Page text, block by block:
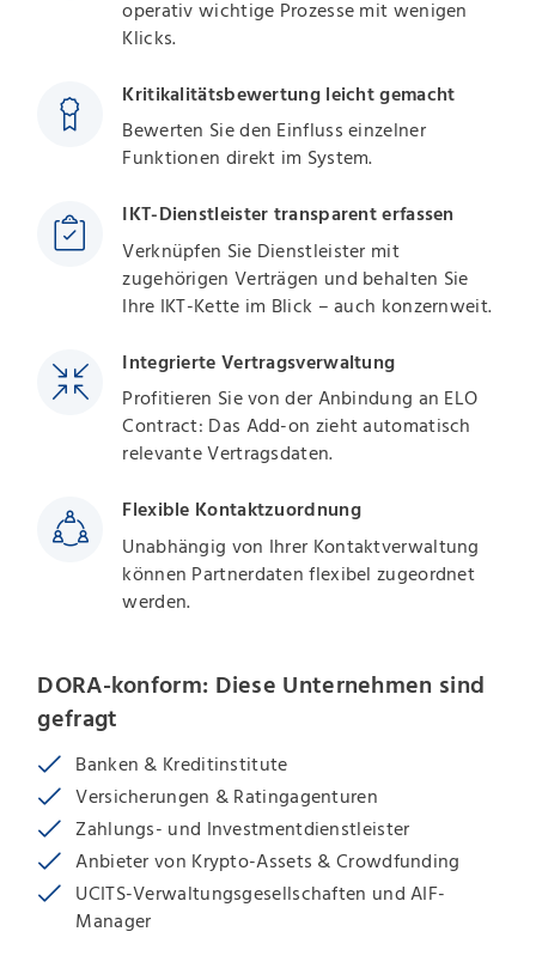
operativ wichtige Prozesse mit wenigen
Klicks.
Kritikalitätsbewertung leicht gemacht
Bewerten Sie den Einfluss einzelner
Funktionen direkt im System.
IKT-Dienstleister transparent erfassen
Verknüpfen Sie Dienstleister mit
zugehörigen Verträgen und behalten Sie
Ihre IKT-Kette im Blick – auch konzernweit.
Integrierte Vertragsverwaltung
Profitieren Sie von der Anbindung an ELO
Contract: Das Add-on zieht automatisch
relevante Vertragsdaten.
Flexible Kontaktzuordnung
Unabhängig von Ihrer Kontaktverwaltung
können Partnerdaten flexibel zugeordnet
werden.
DORA-konform: Diese Unternehmen sind
gefragt
Banken & Kreditinstitute
Versicherungen & Ratingagenturen
Zahlungs- und Investmentdienstleister
Anbieter von Krypto-Assets & Crowdfunding
UCITS-Verwaltungsgesellschaften und AIF-
Manager